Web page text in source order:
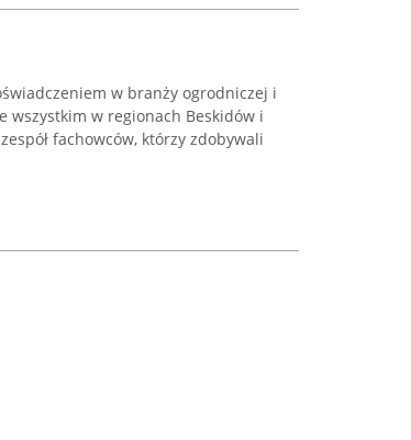
w branży ogrodniczej i
wszystkim w regionach Beskidów i
fachowców, którzy zdobywali